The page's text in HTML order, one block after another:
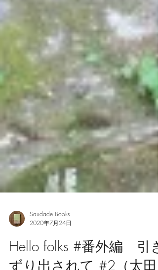
Saudade Books
2020年7月24日